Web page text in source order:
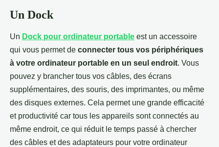
Un Dock
Un Dock pour ordinateur portable est un accessoire
qui vous permet de connecter tous vos périphériques
à votre ordinateur portable en un seul endroit. Vous
pouvez y brancher tous vos câbles, des écrans
supplémentaires, des souris, des imprimantes, ou même
des disques externes. Cela permet une grande efficacité
et productivité car tous les appareils sont connectés au
même endroit, ce qui réduit le temps passé à chercher
des câbles et des adaptateurs pour votre ordinateur